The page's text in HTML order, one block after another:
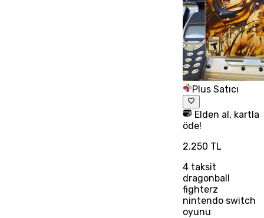
Plus Satıcı
Elden al, kartla
öde!
2.250 TL
4taksit
dragonball
fighterz
nintendo switch
oyunu